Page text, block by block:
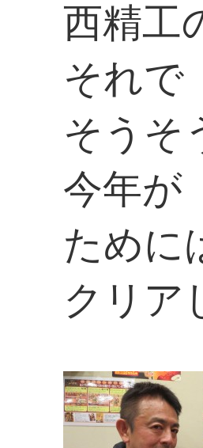
西精工
それで
そうそ
今年が
ために
クリア